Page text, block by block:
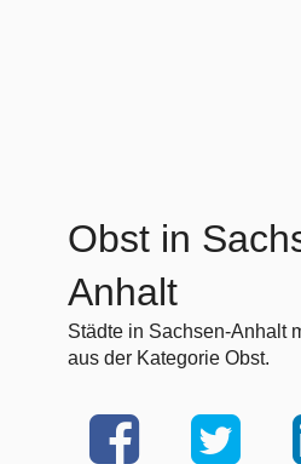
Obst in
Anhalt
Städte in Sachsen-Anhalt
aus der Kategorie Obst.